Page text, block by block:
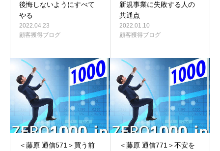
後悔しないようにすべて
やる
2022.04.23
顧客獲得ブログ
新規事業に失敗する人の
共通点
2022.01.10
顧客獲得ブログ
＜藤原 通信571＞買う前
＜藤原 通信771＞不安を